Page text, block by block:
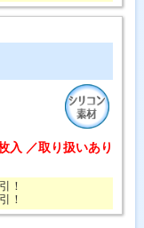
入 ／取り扱いあり
！
！